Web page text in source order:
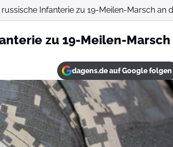
Infanterie zu 19-Meilen-Marsch an
zu 19-Meilen-Marsch
dagens.de auf Google folgen